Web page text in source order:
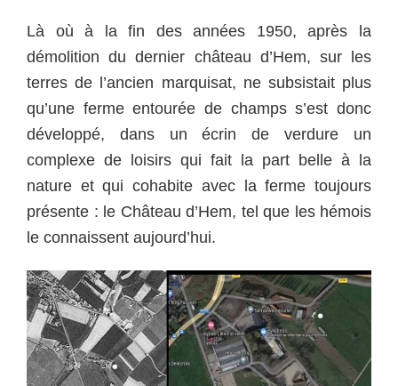
Là où à la fin des années 1950, après la
démolition du dernier château d’Hem, sur les
terres de l’ancien marquisat, ne subsistait plus
qu’une ferme entourée de champs s’est donc
développé, dans un écrin de verdure un
complexe de loisirs qui fait la part belle à la
nature et qui cohabite avec la ferme toujours
présente : le Château d’Hem, tel que les hémois
le connaissent aujourd’hui.